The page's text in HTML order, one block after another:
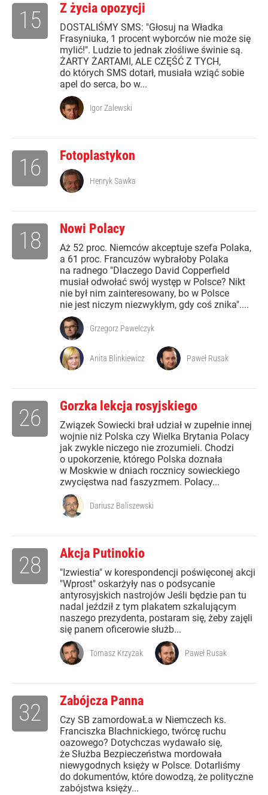
Z życia opozycji
DOSTALIŚMY SMS: "Głosuj na Władka
Frasyniuka, 1 procent wyborców nie może się
mylić!". Ludzie to jednak złośliwe świnie są.
ŻARTY ŻARTAMI, ALE CZĘŚĆ Z TYCH,
do których SMS dotarł, musiała wziąć sobie
apel do serca, bo w...
15
Igor Zalewski
Fotoplastykon
16 Henryk Sawka
Nowi Polacy
Aż 52 proc. Niemców akceptuje szefa Polaka,
a 61 proc. Francuzów wybrałoby Polaka
na radnego "Dlaczego David Copperfield
musiał odwołać swój występ w Polsce? Nikt
nie był nim zainteresowany, bo w Polsce
nie jest niczym niezwykłym, gdy coś znika"....
18
Grzegorz Pawelczyk
Anita Blinkiewicz Paweł Rusak
Gorzka lekcja rosyjskiego
Związek Sowiecki brał udział w zupełnie innej
wojnie niż Polska czy Wielka Brytania Polacy
jak zwykle niczego nie zrozumieli. Chodzi
o upokorzenie, którego Polska doznała
w Moskwie w dniach rocznicy sowieckiego
zwycięstwa nad faszyzmem. Polacy...
26
Dariusz Baliszewski
Akcja Putinokio
"Izwiestia" w korespondencji poświęconej akcji
"Wprost" oskarżyły nas o podsycanie
antyrosyjskich nastrojów Jeśli będzie pan tu
nadal jeździł z tym plakatem szkalującym
naszego prezydenta, postaram się, żeby zajęli
się panem oficerowie służb...
28
Tomasz Krzyżak Paweł Rusak
Zabójcza Panna
Czy SB zamordowaŁa w Niemczech ks.
Franciszka Blachnickiego, twórcę ruchu
oazowego? Dotychczas wydawało się,
że Służba Bezpieczeństwa mordowała
niewygodnych księży w Polsce. Dotarliśmy
do dokumentów, które dowodzą, że polityczne
zabójstwa księży...
32